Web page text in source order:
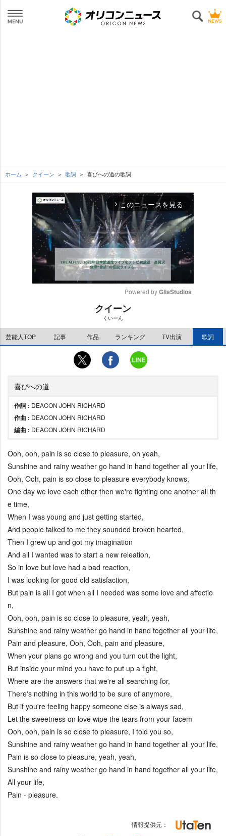
ホーム クイーン 歌詞 喜びへの道の歌詞
arrow_forward_ios このニュースを見る
Powered by GliaStudios
クイーン
くいーん
芸能人TOP 記事 作品 ランキング TV出演 歌詞
喜びへの道
作詞 : DEACON JOHN RICHARD
作曲 : DEACON JOHN RICHARD
編曲 : DEACON JOHN RICHARD
Ooh, ooh, pain is so close to pleasure, oh yeah,
Sunshine and rainy weather go hand in hand together all your life,
Ooh, Ooh, pain is so close to pleasure everybody knows,
One day we love each other then we're fighting one another all th
e time,
When I was young and just getting started,
And people talked to me they sounded broken hearted,
Then I grew up and got my imagination
And all I wanted was to start a new releation,
So in love but love had a bad reaction,
I was looking for good old satisfaction,
But pain is all I got when all I needed was some love and affectio
n,
Ooh, ooh, pain is so close to pleasure, yeah, yeah,
Sunshine and rainy weather go hand in hand together all your life,
Pain and pleasure, Ooh, Ooh, pain and pleasure,
When your plans go wrong and you turn out the light,
But inside your mind you have to put up a fight,
Where are the answers that we're all searching for,
There's nothing in this world to be sure of anymore,
But if you're feeling happy someone else is always sad,
Let the sweetness on love wipe the tears from your facem
Ooh, ooh, pain is so close to pleasure, I told you so,
Sunshine and rainy weather go hand in hand together all your life,
Pain is so close to pleasure, yeah, yeah,
Sunshine and rainy weather go hand in hand together all your life,
All your life,
Pain - pleasure.
情報提供元：